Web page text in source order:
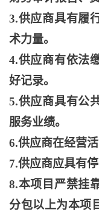
3.供应商具有履
术力量。
4.供应商有依法
好记录。
5.供应商具有公
服务业绩。
6.供应商在经营
7.供应商应具有
8.本项目严禁挂
分包以上为本项